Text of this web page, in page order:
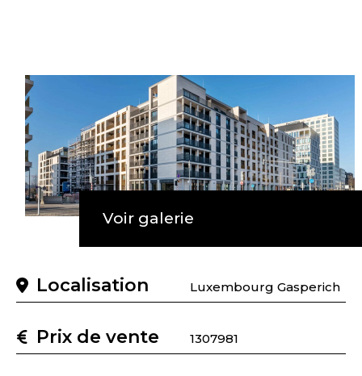
Voir galerie
Localisation Luxembourg Gasperich
Prix de vente 1307981